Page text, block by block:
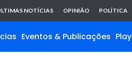
NOTÍCIAS OPINIÃO POLÍTICA
Eventos & Publicações Play